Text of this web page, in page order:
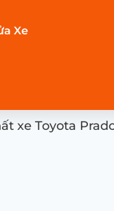
Xe
xe Toyota